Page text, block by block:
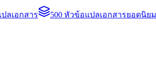
ลเอกสาร 500 หัวข้อแปลเอกสารยอดนิยม